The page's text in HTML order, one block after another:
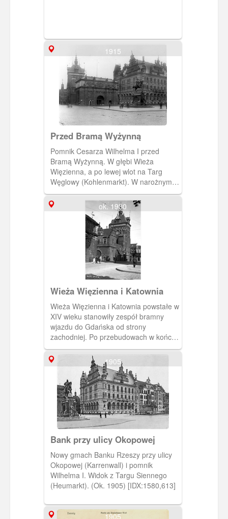
1915
Przed Bramą Wyżynną
Pomnik Cesarza Wilhelma I przed
Bramą Wyżynną. W głębi Wieża
Więzienna, a po lewej wlot na Targ
Węglowy (Kohlenmarkt). W narożnym
budynku, na tle którego stoi pomnik,
mieścił się Bank Rzeszy. W miejscu
placu, który jest widoczny na pierwszym
planie biegnie dziś główna arteria
komunikacyjna Gdańska – Wały
Jagiellońskie. (Ok. 1915)
[IDX:1646,635]
ok. 1930
Wieża Więzienna i Katownia
Wieża Więzienna i Katownia powstałe w
XIV wieku stanowiły zespół bramny
wjazdu do Gdańska od strony
zachodniej. Po przebudowach w końcu
wieku XVI obie budowle zmieniły
charakter na obiekty penitencjarne, zaś
ruch przeniesiono na obie strony
zespołu a bramą wjazdową
ustanowiono Bramę Wyżynną, której
fragment widać z lewej strony.
1905
Bank przy ulicy Okopowej
Nowy gmach Banku Rzeszy przy ulicy
Okopowej (Karrenwall) i pomnik
Wilhelma I. Widok z Targu Siennego
(Heumarkt). (Ok. 1905) [IDX:1580,613]
1905